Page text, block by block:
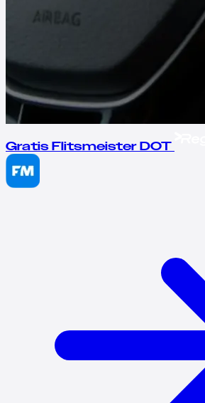
Gratis Flitsmeister DOT